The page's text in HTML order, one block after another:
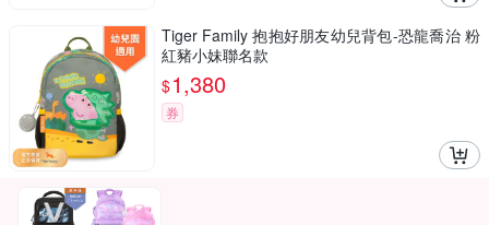
Tiger Family 抱抱好朋友幼兒背包-恐龍喬治 粉
紅豬小妹聯名款
$1,380
券